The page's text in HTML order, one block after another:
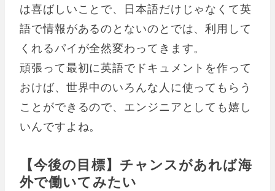
は喜ばしいことで、日本語だけじゃなくて英
語で情報があるのとないのとでは、利用して
くれるパイが全然変わってきます。
頑張って最初に英語でドキュメントを作って
おけば、世界中のいろんな人に使ってもらう
ことができるので、エンジニアとしても嬉し
いんですよね。
【今後の目標】チャンスがあれば海
外で働いてみたい